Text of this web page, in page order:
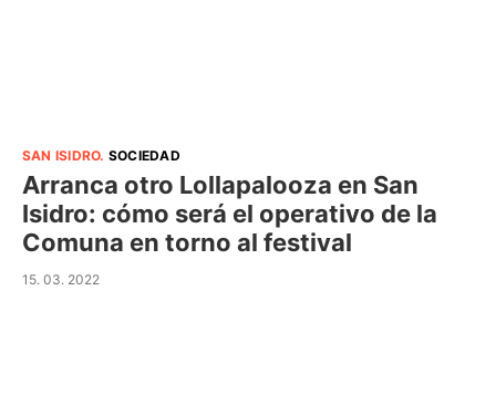
SAN ISIDRO. SOCIEDAD
Arranca otro Lollapalooza en San
Isidro: cómo será el operativo de la
Comuna en torno al festival
15. 03. 2022